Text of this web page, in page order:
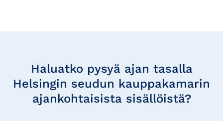
Haluatko pysyä ajan tasalla
Helsingin seudun kauppakamarin
ajankohtaisista sisällöistä?